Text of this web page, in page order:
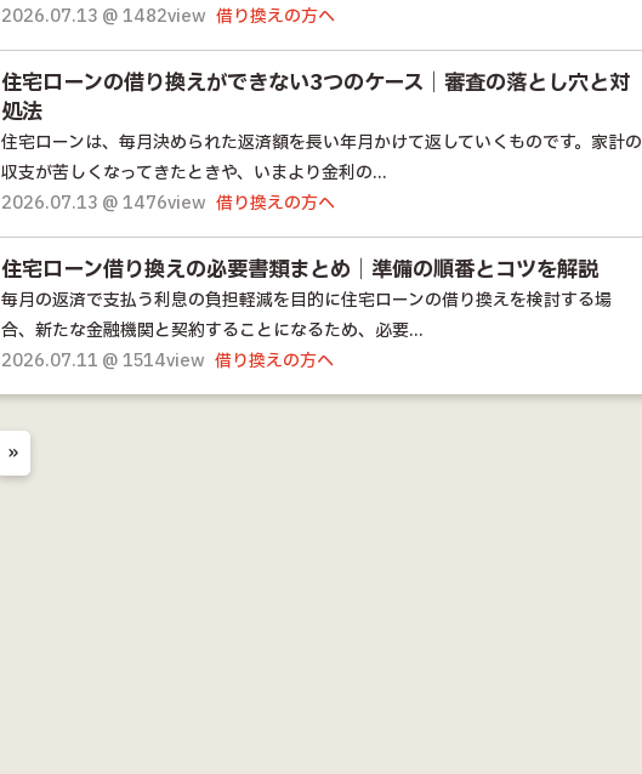
2026.07.13 @ 1482view 借り換えの方へ
住宅ローンの借り換えができない3つのケース｜審査の落とし穴と対
処法
住宅ローンは、毎月決められた返済額を長い年月かけて返していくものです。家計の
収支が苦しくなってきたときや、いまより金利の...
2026.07.13 @ 1476view 借り換えの方へ
住宅ローン借り換えの必要書類まとめ｜準備の順番とコツを解説
毎月の返済で支払う利息の負担軽減を目的に住宅ローンの借り換えを検討する場
合、新たな金融機関と契約することになるため、必要...
2026.07.11 @ 1514view 借り換えの方へ
»